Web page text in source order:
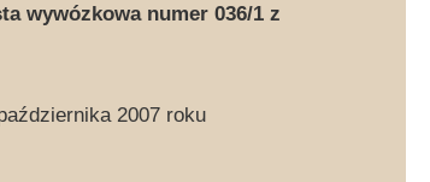
wywózkowa numer 036/1 z
2007 roku